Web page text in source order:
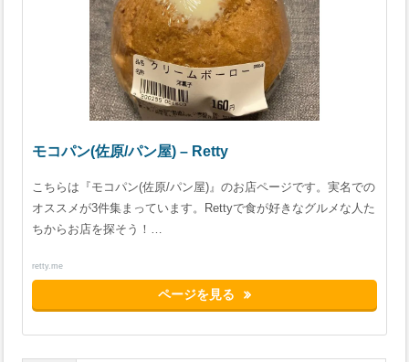
モコパン(佐原/パン屋) – Retty
こちらは『モコパン(佐原/パン屋)』のお店ページです。実名での
オススメが3件集まっています。Rettyで食が好きなグルメな人た
ちからお店を探そう！…
retty.me
ページを見る